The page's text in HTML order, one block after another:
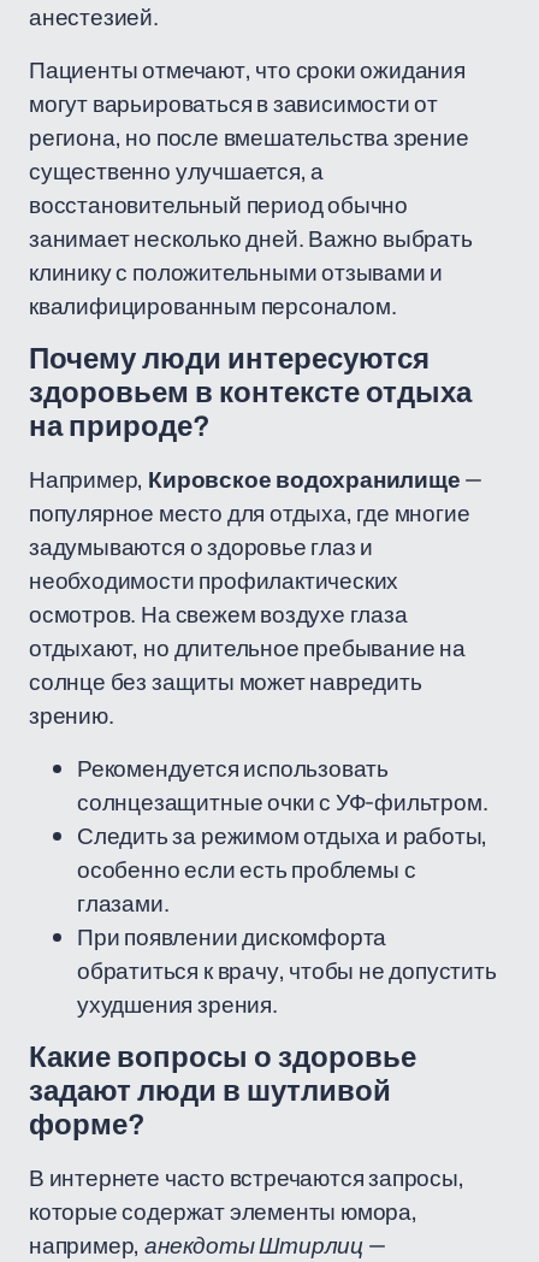
анестезией.
Пациенты отмечают, что сроки ожидания
могут варьироваться в зависимости от
региона, но после вмешательства зрение
существенно улучшается, а
восстановительный период обычно
занимает несколько дней. Важно выбрать
клинику с положительными отзывами и
квалифицированным персоналом.
Почему люди интересуются
здоровьем в контексте отдыха
на природе?
Например, Кировское водохранилище—
популярное место для отдыха, где многие
задумываются о здоровье глаз и
необходимости профилактических
осмотров. На свежем воздухе глаза
отдыхают, но длительное пребывание на
солнце без защиты может навредить
зрению.
Рекомендуется использовать
солнцезащитные очки с УФ-фильтром.
Следить за режимом отдыха и работы,
особенно если есть проблемы с
глазами.
При появлении дискомфорта
обратиться к врачу, чтобы не допустить
ухудшения зрения.
Какие вопросы о здоровье
задают люди в шутливой
форме?
В интернете часто встречаются запросы,
которые содержат элементы юмора,
например,анекдоты Штирлиц—